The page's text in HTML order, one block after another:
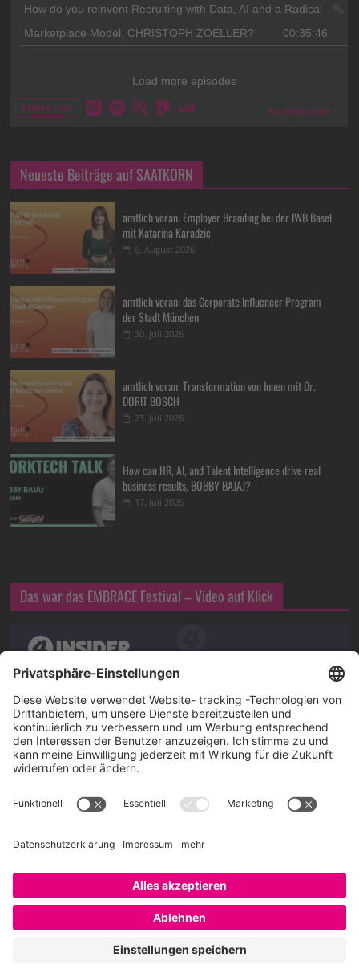
Neueste Beiträge auf SAATKORN
amtlich voran: Employer Branding bei der IWB Basel
mit Katarina Karadzic
6. August 2026
amtlich voran: das Corporate Influencer Program
der Stadt München
30. Juli 2026
amtlich voran: Transformation von Innen mit Dr.
DORIT BOSCH
23. Juli 2026
How can HR, AI, and Talent Intelligence drive real
business results, BOBBY BAJAJ?
17. Juli 2026
Das war das EMBRACE Festival – Video auf Klick
Über SAATKORN
SAATKORN ist der Blog von Gero Hesse. Seit 2009 schreibt
er über die Themen Employer Branding,